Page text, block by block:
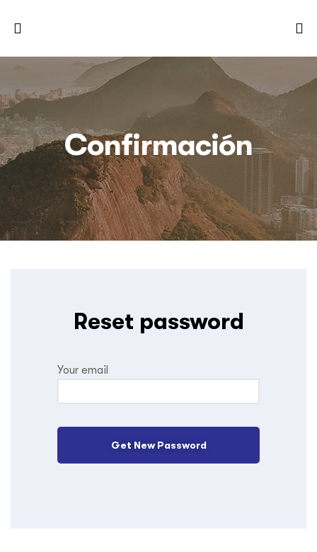
Confirmación
Reset password
Your email
Get New Password